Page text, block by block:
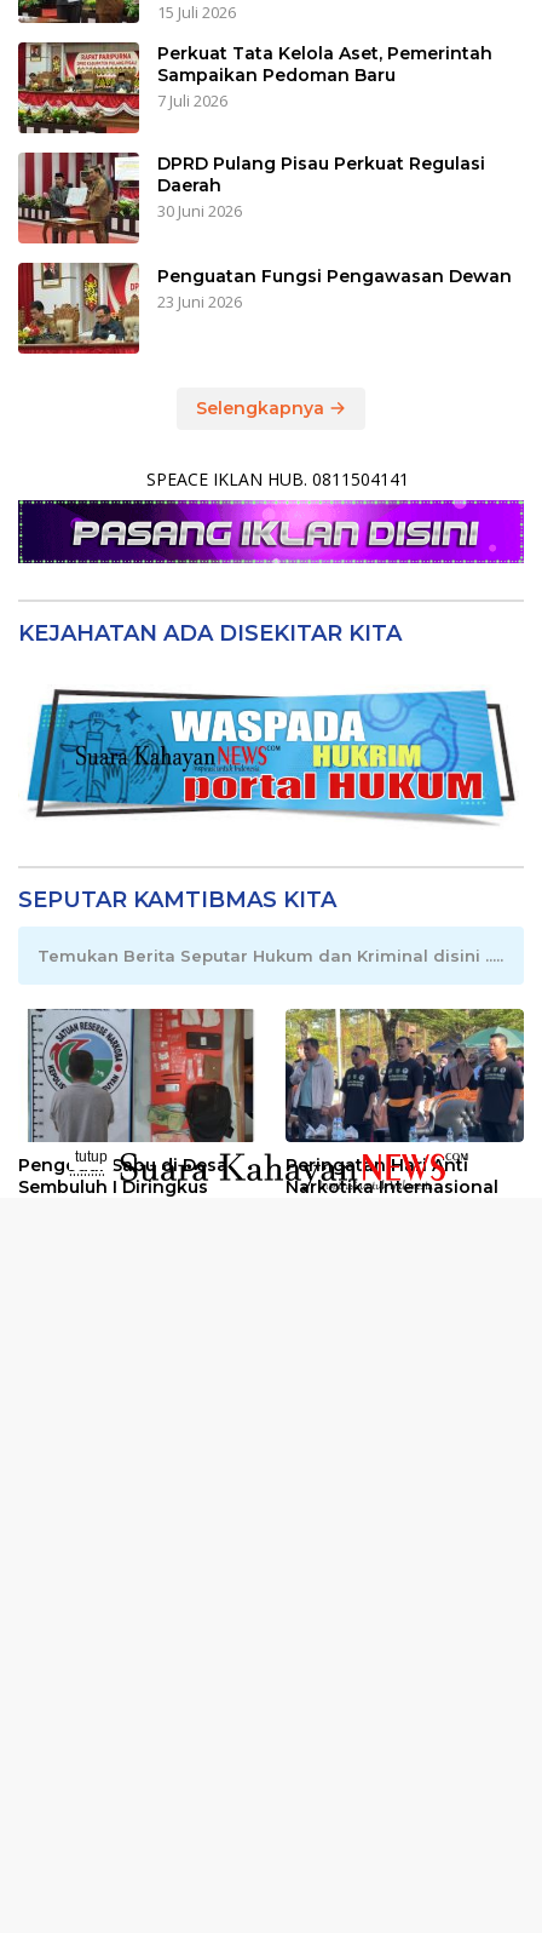
15 Juli 2026
Perkuat Tata Kelola Aset, Pemerintah
Sampaikan Pedoman Baru
7 Juli 2026
DPRD Pulang Pisau Perkuat Regulasi
Daerah
30 Juni 2026
Penguatan Fungsi Pengawasan Dewan
23 Juni 2026
Selengkapnya
SPEACE IKLAN HUB. 0811504141
KEJAHATAN ADA DISEKITAR KITA
SEPUTAR KAMTIBMAS KITA
Temukan Berita Seputar Hukum dan Kriminal disini .....
Pengedar Sabu di Desa
Sembuluh I Diringkus
Peringatan Hari Anti
Narkotika Internasional
tutup
..........